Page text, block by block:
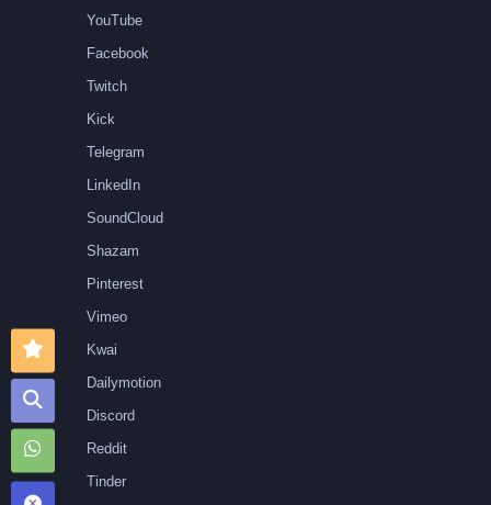
YouTube
Facebook
Twitch
Kick
Telegram
LinkedIn
SoundCloud
Shazam
Pinterest
Vimeo
Kwai
Dailymotion
Discord
Reddit
Tinder